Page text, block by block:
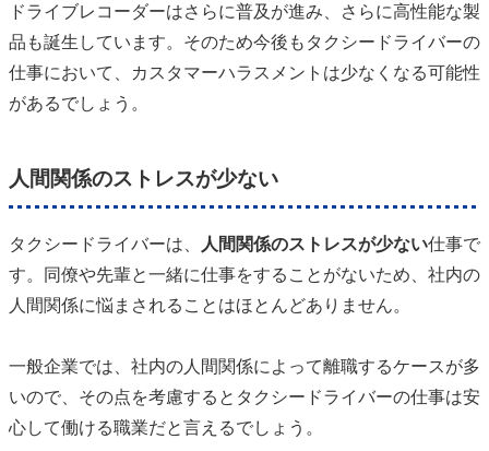
ドライブレコーダーはさらに普及が進み、さらに高性能な製
品も誕生しています。そのため今後もタクシードライバーの
仕事において、カスタマーハラスメントは少なくなる可能性
があるでしょう。
人間関係のストレスが少ない
タクシードライバーは、 人間関係のストレスが少ない仕事で
す。同僚や先輩と一緒に仕事をすることがないため、社内の
人間関係に悩まされることはほとんどありません。
一般企業では、社内の人間関係によって離職するケースが多
いので、その点を考慮するとタクシードライバーの仕事は安
心して働ける職業だと言えるでしょう。